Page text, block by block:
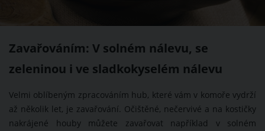
Zavařováním: V solném nálevu, se
zeleninou i ve sladkokyselém nálevu
Velmi oblíbeným zpracováním hub, které vám v komoře vydrží
až několik let, je zavařování. Očištěné, nečervivé a na kostičky
nakrájené houby můžete zavařovat například v solném